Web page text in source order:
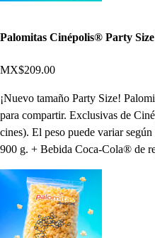
Palomitas Cinépolis® Party
MX$209.00
¡Nuevo tamaño Party Size!
para compartir. Exclusivas de
cines). El peso puede variar
900 g. + Bebida Coca-Cola® de